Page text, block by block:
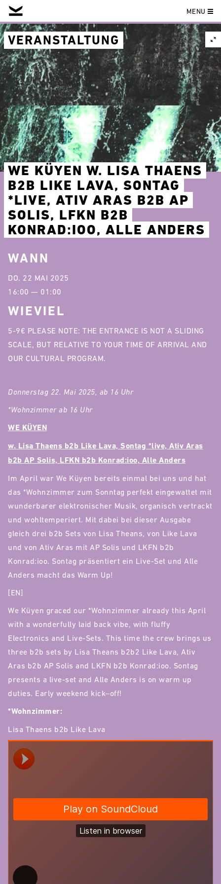
Skip
to
content
MENU
VERANSTALTUNG
WE KÜYEN W. LISA THAENS
B2B LIKE LAVA, SONTAG
*LIVE, ATIV ARAS B2B AP
SOLIS, LFKN B2B
KONRAD:IOO, ALLE ANDERS
Donnerstag 22. Mai 2025, ab 16 Uhr
*Wohnzimmer ab 16 Uhr
WE KÜYEN
w. Lisa Thaens b2b Like Lava, Sontag *live, Ativ Aras
b2b AP Solis, LFKN b2b Konrad:ioo, Alle Anders
Im April war We Küyen bereits einmal bei uns und hat
das *Wohnzimmer zum Sonntag perfekt eingewattet mit
wunderbarer elektronischer Musik, organisch vertrackt
und wohltemperiert. Mit dabei bei dieser Ausgabe
gleich drei b2b Sets von Lisa Theans, von Like Lava
und von Ativ Aras mit AP Solis und LKFN b2b
Konrad:ioo. Sontag präsentiert ein Live-Set und Alle
Anders macht das Warm Up!
[EN]
We Küyen graced our *Wohnzimmer already this April
with a wonderfully laid back vibe, with fluffy
Electronics and Live-Sets. This time the crew brings us
three b2b sets by Lisa Theans b2b2 Like Lava, Ativ
Aras b2b AP Solis and LKFN b2b Konrad:ioo. Sontag
presents a live-set and Alle Anders is on warm up
duties. Early weekend kick–off!
*Wohnzimmer:
Lisa Thaens b2b Like Lava
WANN
DO. 22 MAI 2025
16:00 — 01:00
WIEVIEL
5-9€ PLEASE NOTE: THE ENTRANCE IS NOT A SLIDING
SCALE, BUT RELATIVE TO YOUR TIME OF ARRIVAL AND
OUR CULTURAL PROGRAM.